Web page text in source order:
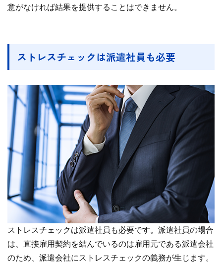
意がなければ結果を提供することはできません。
ストレスチェックは派遣社員も必要
ストレスチェックは派遣社員も必要です。派遣社員の場合
は、直接雇用契約を結んでいるのは雇用元である派遣会社
のため、派遣会社にストレスチェックの義務が生じます。